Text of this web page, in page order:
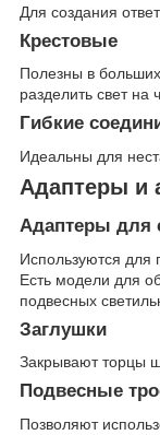
Для создания
Крестовые
Полезны в
разделить свет на
Гибкие
Идеальны для
Адаптеры и
Адаптеры для
Используются для
Есть модели для
подвесных
Заглушки
Закрывают торцы
Подвесные
Позволяют